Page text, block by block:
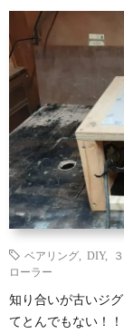
ベアリング DIY,
ローラー
知り合いが古いジ
てとんでもない！